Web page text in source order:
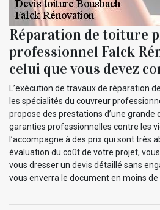
Réparation de toiture
professionnel Falck
celui que vous devez
L’exécution de travaux de réparation
les spécialités du couvreur
propose des prestations d’une grande
garanties professionnelles contre les
l’accompagne à des prix qui sont très
évaluation du coût de votre projet,
vous dresser un devis détaillé sans
vous enverra le document en moins de